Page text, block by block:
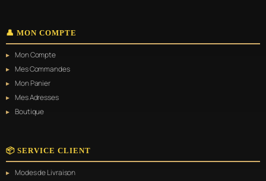
👤 MON COMPTE
Mon Compte
Mes Commandes
Mon Panier
Mes Adresses
Boutique
📦 SERVICE CLIENT
Modes de Livraison